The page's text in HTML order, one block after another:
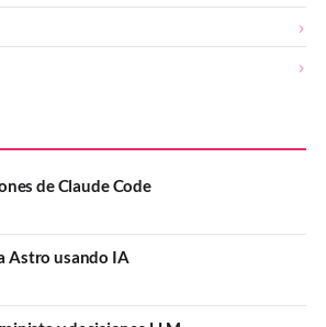
de Claude Code
Astro usando IA